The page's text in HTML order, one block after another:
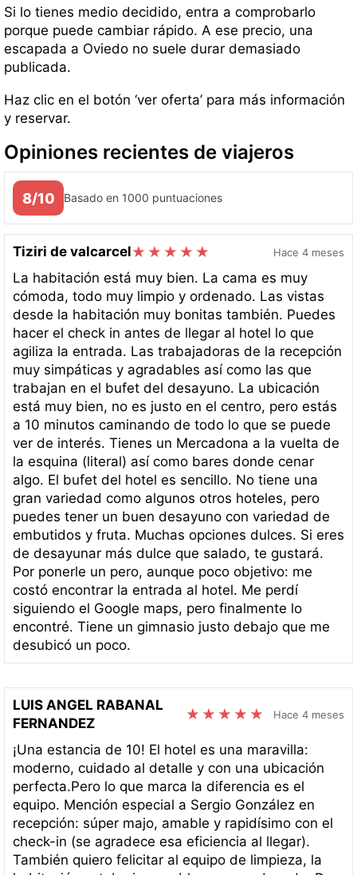
Si lo tienes medio decidido, entra a comprobarlo
porque puede cambiar rápido. A ese precio, una
escapada a Oviedo no suele durar demasiado
publicada.
Haz clic en el botón ‘ver oferta’ para más información
y reservar.
Opiniones recientes de viajeros
8/10 Basado en 1000 puntuaciones
Tiziri de valcarcel Hace 4 meses
La habitación está muy bien. La cama es muy
cómoda, todo muy limpio y ordenado. Las vistas
desde la habitación muy bonitas también. Puedes
hacer el check in antes de llegar al hotel lo que
agiliza la entrada. Las trabajadoras de la recepción
muy simpáticas y agradables así como las que
trabajan en el bufet del desayuno. La ubicación
está muy bien, no es justo en el centro, pero estás
a 10 minutos caminando de todo lo que se puede
ver de interés. Tienes un Mercadona a la vuelta de
la esquina (literal) así como bares donde cenar
algo. El bufet del hotel es sencillo. No tiene una
gran variedad como algunos otros hoteles, pero
puedes tener un buen desayuno con variedad de
embutidos y fruta. Muchas opciones dulces. Si eres
de desayunar más dulce que salado, te gustará.
Por ponerle un pero, aunque poco objetivo: me
costó encontrar la entrada al hotel. Me perdí
siguiendo el Google maps, pero finalmente lo
encontré. Tiene un gimnasio justo debajo que me
desubicó un poco.
LUIS ANGEL RABANAL
FERNANDEZ
Hace 4 meses
¡Una estancia de 10! El hotel es una maravilla:
moderno, cuidado al detalle y con una ubicación
perfecta.Pero lo que marca la diferencia es el
equipo. Mención especial a Sergio González en
recepción: súper majo, amable y rapidísimo con el
check-in (se agradece esa eficiencia al llegar).
También quiero felicitar al equipo de limpieza, la